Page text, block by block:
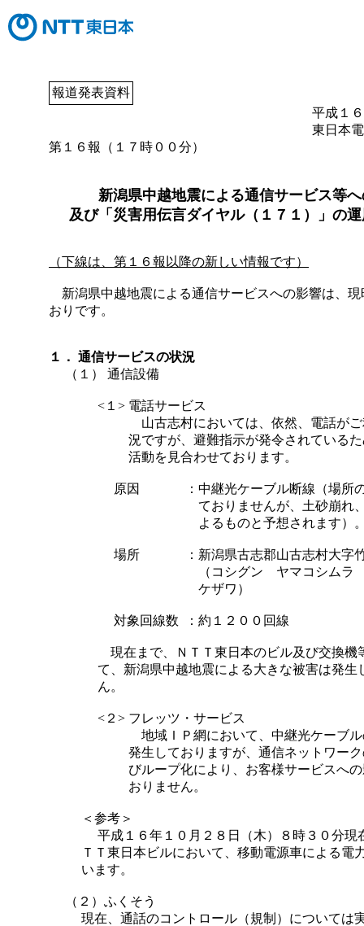
報道発表資料
平成１
東日本
第１６報（１７時００分）
新潟県中越地震による通信サービス等
及び「災害用伝言ダイヤル（１７１）」の
（下線は、第１６報以降の新しい情報です）
新潟県中越地震による通信サービスへの影響は、現
おりです。
１． 通信サービスの状況
（１） 通信設備
<１> 電話サービス
山古志村においては、依然、電話が
況ですが、避難指示が発令されている
活動を見合わせております。
原因 ： 中継光ケーブル断線（場所
ておりませんが、土砂崩れ
よるものと予想されます）
場所 ： 新潟県古志郡山古志村大字
（コシグン ヤマコシム
ケザワ）
対象回線数 ： 約１２００回線
現在まで、ＮＴＴ東日本のビル及び交換機
て、新潟県中越地震による大きな被害は発生
ん。
<２> フレッツ・サービス
地域ＩＰ網において、中継光ケーブ
発生しておりますが、通信ネットワー
びループ化により、お客様サービスへ
おりません。
＜参考＞
平成１６年１０月２８日（木）８時３０分現
ＴＴ東日本ビルにおいて、移動電源車による電
います。
（２）ふくそう
現在、通話のコントロール（規制）については